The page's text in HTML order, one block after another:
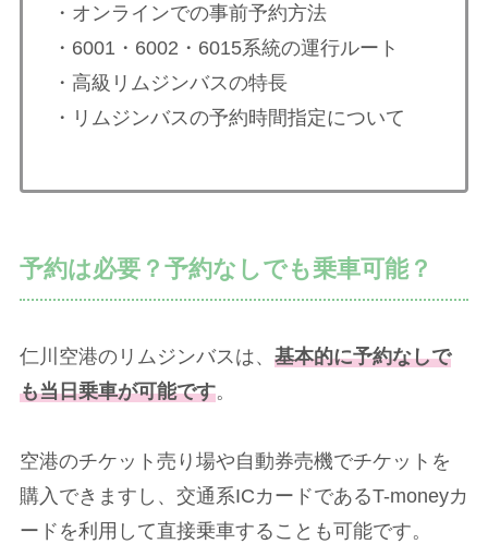
・オンラインでの事前予約方法
・6001・6002・6015系統の運行ルート
・高級リムジンバスの特長
・リムジンバスの予約時間指定について
予約は必要？予約なしでも乗車可能？
仁川空港のリムジンバスは、 基本的に予約なしで
も当日乗車が可能です。
空港のチケット売り場や自動券売機でチケットを
購入できますし、交通系ICカードであるT-moneyカ
ードを利用して直接乗車することも可能です。